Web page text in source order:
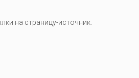
на страницу-источник.